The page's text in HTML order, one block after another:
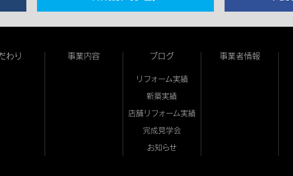
わり 事業内容 ブログ
リフォーム実績
新築実績
店舗リフォーム実績
完成見学会
お知らせ
事業者情報